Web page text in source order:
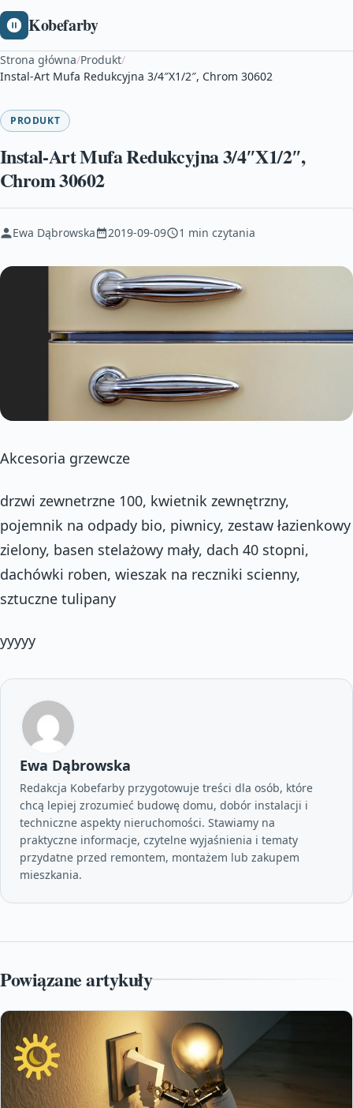
Kobefarby
Strona główna/Produkt/
Instal-Art Mufa Redukcyjna 3/4″X1/2″, Chrom 30602
PRODUKT
Instal-Art Mufa Redukcyjna 3/4″X1/2″,
Chrom 30602
Ewa Dąbrowska 2019-09-09 1 min czytania
Akcesoria grzewcze
drzwi zewnetrzne 100, kwietnik zewnętrzny,
pojemnik na odpady bio, piwnicy, zestaw łazienkowy
zielony, basen stelażowy mały, dach 40 stopni,
dachówki roben, wieszak na reczniki scienny,
sztuczne tulipany
yyyyy
Ewa Dąbrowska
Redakcja Kobefarby przygotowuje treści dla osób, które
chcą lepiej zrozumieć budowę domu, dobór instalacji i
techniczne aspekty nieruchomości. Stawiamy na
praktyczne informacje, czytelne wyjaśnienia i tematy
przydatne przed remontem, montażem lub zakupem
mieszkania.
Powiązane artykuły